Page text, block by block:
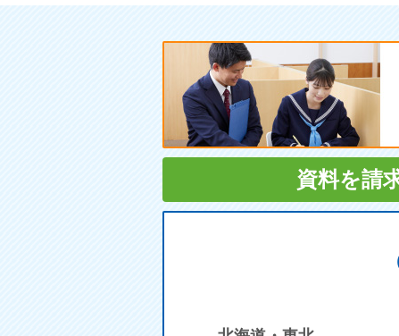
資料を請